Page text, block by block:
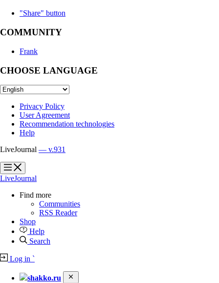
"Share" button
COMMUNITY
Frank
CHOOSE LANGUAGE
Privacy Policy
User Agreement
Recommendation technologies
Help
LiveJournal — v.931
?
?
LiveJournal
Find more
Communities
RSS Reader
Shop
Help
Search
Log in `
shakko.ru